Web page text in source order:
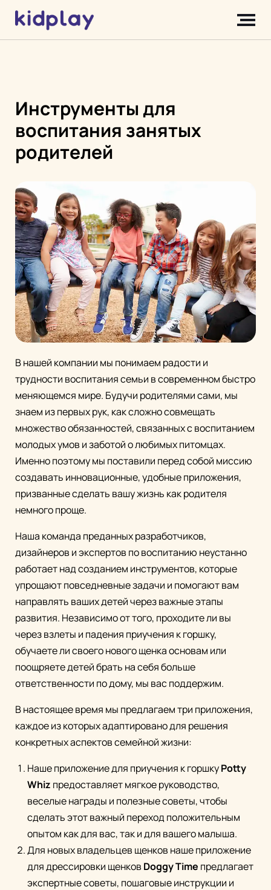
Инструменты для
воспитания занятых
родителей
В нашей компании мы понимаем радости и
трудности воспитания семьи в современном быстро
меняющемся мире. Будучи родителями сами, мы
знаем из первых рук, как сложно совмещать
множество обязанностей, связанных с воспитанием
молодых умов и заботой о любимых питомцах.
Именно поэтому мы поставили перед собой миссию
создавать инновационные, удобные приложения,
призванные сделать вашу жизнь как родителя
немного проще.
Наша команда преданных разработчиков,
дизайнеров и экспертов по воспитанию неустанно
работает над созданием инструментов, которые
упрощают повседневные задачи и помогают вам
направлять ваших детей через важные этапы
развития. Независимо от того, проходите ли вы
через взлеты и падения приучения к горшку,
обучаете ли своего нового щенка основам или
поощряете детей брать на себя больше
ответственности по дому, мы вас поддержим.
В настоящее время мы предлагаем три приложения,
каждое из которых адаптировано для решения
конкретных аспектов семейной жизни:
Наше приложение для приучения к горшкуPotty
Whiz предоставляет мягкое руководство,
веселые награды и полезные советы, чтобы
сделать этот важный переход положительным
опытом как для вас, так и для вашего малыша.
Для новых владельцев щенков наше приложение
для дрессировки щенков Doggy Time предлагает
экспертные советы, пошаговые инструкции и